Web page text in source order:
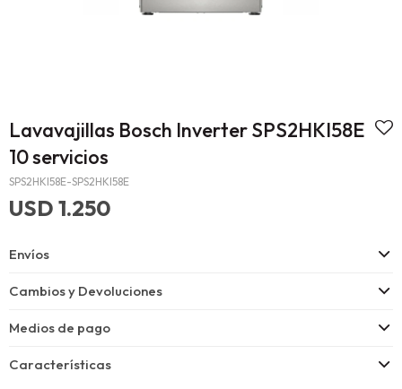
Lavavajillas Bosch Inverter SPS2HKI58E
10 servicios
SPS2HKI58E-SPS2HKI58E
USD 1.250
Envíos
Cambios y Devoluciones
Medios de pago
Características